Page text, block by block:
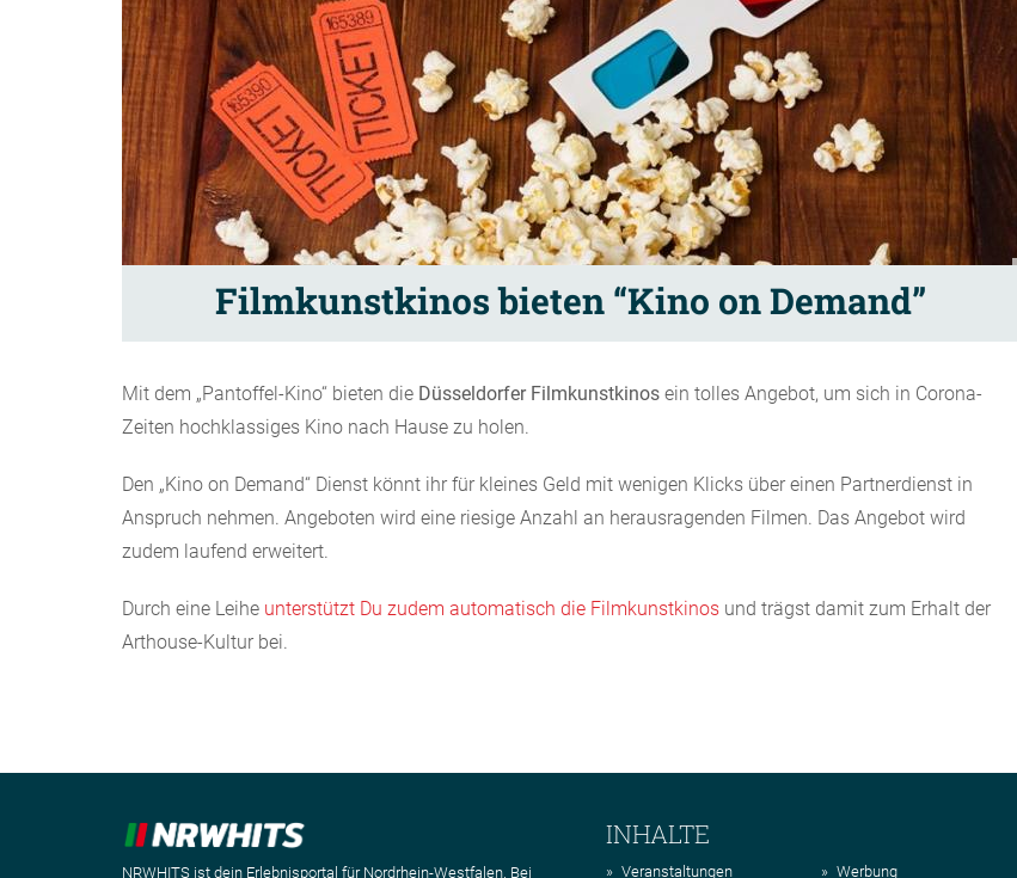
Filmkunstkinos bieten “Kino on Demand”
Mit dem „Pantoffel-Kino“ bieten die Düsseldorfer Filmkunstkinos ein tolles Angebot, um sich in Corona-
Zeiten hochklassiges Kino nach Hause zu holen.
Den „Kino on Demand“ Dienst könnt ihr für kleines Geld mit wenigen Klicks über einen Partnerdienst in
Anspruch nehmen. Angeboten wird eine riesige Anzahl an herausragenden Filmen. Das Angebot wird
zudem laufend erweitert.
Durch eine Leihe unterstützt Du zudem automatisch die Filmkunstkinos und trägst damit zum Erhalt der
Arthouse-Kultur bei.
NRWHITS ist dein Erlebnisportal für Nordrhein-Westfalen. Bei
INHALTE
Veranstaltungen Werbung